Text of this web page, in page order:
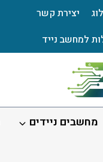
יצירת קשר
למחשב נייד
מחשבים ניידים